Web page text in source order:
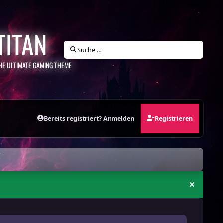
ULTIMATE GAMING THEME
Suche …
Bereits registriert? Anmelden Registrieren